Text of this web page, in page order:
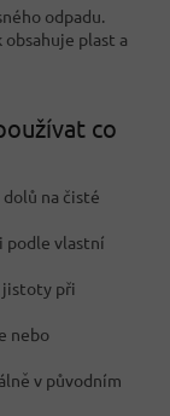
odpadu.
plast a
co
na čisté
podle vlastní
jistoty při
nebo
v původním